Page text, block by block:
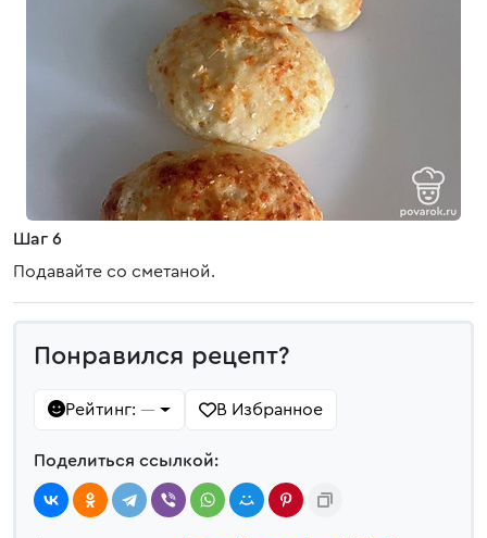
Шаг 6
Подавайте со сметаной.
Понравился рецепт?
Рейтинг: — В Избранное
Поделиться ссылкой: